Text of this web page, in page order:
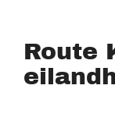
Route